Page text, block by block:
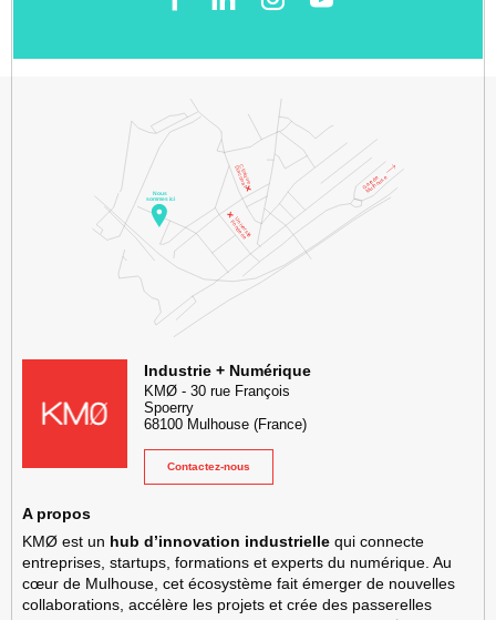
KMØ Hub d’innovation industrielle et lieu événementiel au cœur
Industrie + Numérique
KMØ- 30 rue François
Spoerry
68100 Mulhouse (France)
Contactez-nous
A propos
KMØ est un hub d’innovation industrielle qui connecte
entreprises, startups, formations et experts du numérique. Au
cœur de Mulhouse, cet écosystème fait émerger de nouvelles
collaborations, accélère les projets et crée des passerelles